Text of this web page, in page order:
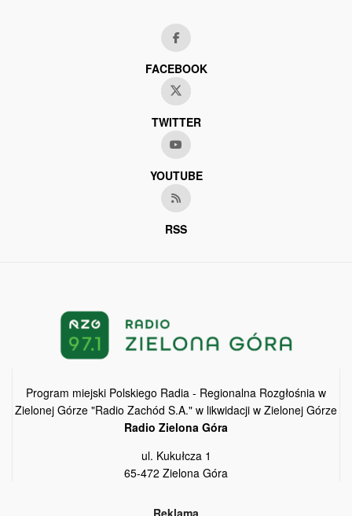
FACEBOOK
TWITTER
YOUTUBE
RSS
Program miejski Polskiego Radia - Regionalna Rozgłośnia w
Zielonej Górze "Radio Zachód S.A." w likwidacji w Zielonej Górze
Radio Zielona Góra
ul. Kukułcza 1
65-472 Zielona Góra
Reklama